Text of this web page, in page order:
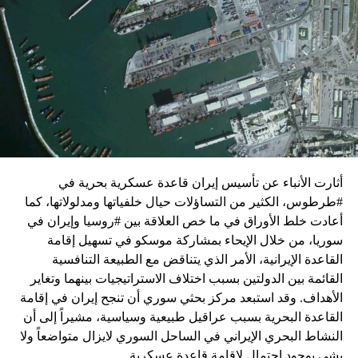
واشنطن للدفع بالمفاوضات والتوصل إلى اتفاق لوقف لإطلاق
النار في غزة.
ويبدو أن نتنياهو استبق زيارة بلينكن لإسرائيل بالتأكيد على أن
الضغوط يجب أن تتوجه إلى حماس، وليس على حكومته.
كما وقال بيان من مكتب نتنياهو إنه مصر على بقاء القوات
الإسرائيلية في محور فيلادلفيا “لمنع الإرهابيين من إعادة
التسلح”.
وفي هذا السياق، قال الكاتب والباحث السياسي الفلسطيني
جمال زقوت في حديث لـ”سكاي نيوز عربية”:
حماس ليست عقبة في المفاوضات وأي حديث من هذا
القبيل تجني على الموقف الفلسطيني.
المعضلة الأساسية هي أن نتنياهو يعرض المجتمع
الإسرائيلي والمنطقة للخطر.
حماس وافقت على الإطار الرئيسي الذي قدمه جو بايدن
أثارت الأنباء عن تأسيس إيران قاعدة عسكرية بحرية في
#طرطوس، الكثير من التساؤلات حيال خلفياتها ومدلولاتها، كما
أعادت خلط الأوراق في ما خص العلاقة بين #روسيا وإيران في
سوريا، من خلال الإيحاء بمشاركة موسكو في تسهيل إقامة
القاعدة الإيرانية، الأمر الذي يتناقض مع الطبيعة التنافسية
القائمة بين الدولتين بسبب اختلاف الاستراتيجيات بينهما وتغاير
الأهداف. وقد استبعد مركز بحثي سوري أن تنجح إيران في إقامة
القاعدة البحرية بسبب عراقيل طبيعية وسياسية، مشيراً إلى أن
النشاط البحري الإيراني في الساحل السوري لايزال متواضعاً ولا